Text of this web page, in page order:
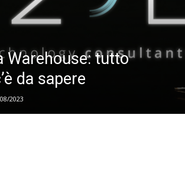
Warehouse: tutto
da sapere
2023